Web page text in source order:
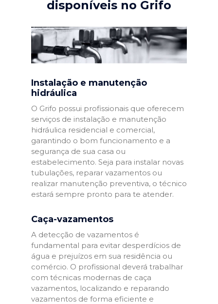
disponíveis no Grifo
Instalação e manutenção
hidráulica
O Grifo possui profissionais que oferecem
serviços de instalação e manutenção
hidráulica residencial e comercial,
garantindo o bom funcionamento e a
segurança de sua casa ou
estabelecimento. Seja para instalar novas
tubulações, reparar vazamentos ou
realizar manutenção preventiva, o técnico
estará sempre pronto para te atender.
Caça-vazamentos
A detecção de vazamentos é
fundamental para evitar desperdícios de
água e prejuízos em sua residência ou
comércio. O profissional deverá trabalhar
com técnicas modernas de caça
vazamentos, localizando e reparando
vazamentos de forma eficiente e